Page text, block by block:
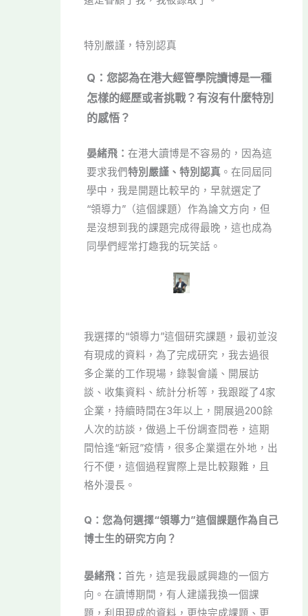
特別嚴謹，特別認真
Q：您認為在港大經管學院讀博是一種
怎樣的經歷或者挑戰？有沒有什麼特別
的感悟？
晏緒飛：在港大讀博是不容易的，因為這
要求我們特別嚴謹、特別認真 。在同屆同
學中，我是開題比較早的，早就選定了
“領導力”（這個課題）作為論文方向，但
是沒想到我的課題完成得最晚，這也成為
同學們經常打趣我的玩笑話。
我選擇的“領導力”這個研究課題，最初並沒
有現成的資料，為了完成研究，我去過很
多企業的工作現場，錄製會議、開展訪
談、收集資料、統計分析等，我跟蹤了4家
企業，持續時間在3年以上，開展過200餘
人次的訪談，做過上千份調查問卷，這期
間恰逢“新冠”疫情，很多企業還在外地，出
行不便，這個過程實際上是比較艱難，且
格外漫長。
Q：您為何選擇“領導力”這個課題作為自己
博士生的研究方向？
晏緒飛：首先，這是我最感興趣的一個方
向。在讀博期間，有人建議我換一個課
題，利用現成的資料，更快完成課題、更